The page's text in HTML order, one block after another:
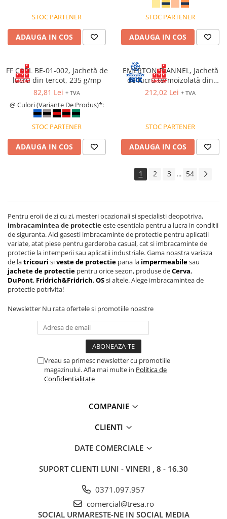
STOC PARTENER
ADAUGA IN COS
STOC PARTENER
ADAUGA IN COS
FF CARL BE-01-002, Jachetă de
lucru din tercot, 235 g/mp
82,81 Lei + TVA
@ Culori (Variante De Produs)*:
STOC PARTENER
ADAUGA IN COS
EMERTON FLANNEL, Jachetă
de lucru termoizolată din
bumbac si poliester, 270 g/mp
212,02 Lei + TVA
STOC PARTENER
ADAUGA IN COS
1 2 3 ... 54
Pentru eroii de zi cu zi, mesteri ocazionali si specialisti deopotriva,
imbracamintea de protectieeste esentiala pentru a lucra in conditii
de siguranta. Aici gasesti imbracaminte de protectie pentru aplicatii
variate, atat piese pentru garderoba casual, cat si imbracaminte de
protectie la intemperii sau aplicatii industriale. Gama noastra variaza
de latricouri siveste de protectie pana la impermeabilesau
jachete de protectie pentru orice sezon, produse deCerva,
DuPont, Fridrich&Fridrich,OSsi altele. Alege imbracamintea de
protectie potrivita!
Newsletter Nu rata ofertele si promotiile noastre
Vreau sa primesc newsletter cu promotiile
magazinului. Afla mai multe in Politica de
Confidentialitate
COMPANIE
CLIENTI
DATE COMERCIALE
SUPORT CLIENTI LUNI - VINERI , 8 - 16.30
0371.097.957
comercial@tresa.ro
SOCIAL URMARESTE-NE IN SOCIAL MEDIA